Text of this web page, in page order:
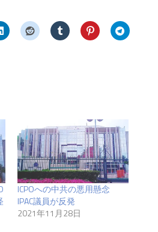
ICPOへの中共の悪用懸念
IPAC議員が反発
2021年11月28日